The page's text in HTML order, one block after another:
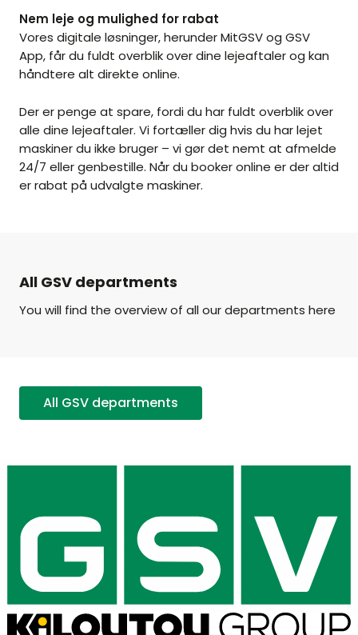
Nem leje og mulighed for rabat
Vores digitale løsninger, herunder MitGSV og GSV
App, får du fuldt overblik over dine lejeaftaler og kan
håndtere alt direkte online.
Der er penge at spare, fordi du har fuldt overblik over
alle dine lejeaftaler. Vi fortæller dig hvis du har lejet
maskiner du ikke bruger – vi gør det nemt at afmelde
24/7 eller genbestille. Når du booker online er der altid
er rabat på udvalgte maskiner.
All GSV departments
You will find the overview of all our departments here
All GSV departments